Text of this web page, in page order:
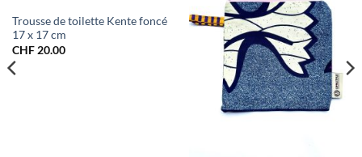
Trousse de toilette Kente foncé
17 x 17 cm
CHF20.00